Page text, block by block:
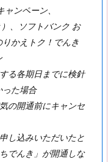
ンペーン、
、ソフトバンク お
かえトク！でんき
る各期日までに検針
った場合
の開通前にキャンセ
し込みいただいたと
でんき」が開通しな